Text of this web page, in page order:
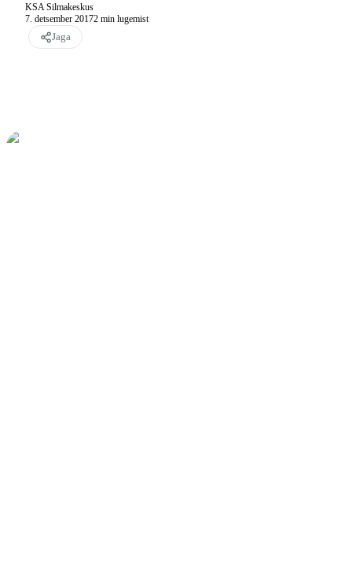
KSA Silmakeskus
7. detsember 20172 min lugemist
Jaga